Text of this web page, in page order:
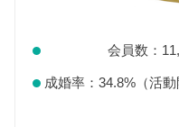
会員数：
成婚率：34.8%（活